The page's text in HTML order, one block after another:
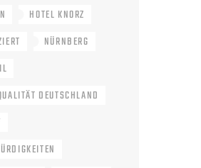
HOTEL KNORZ
NÜRNBERG
DEUTSCHLAND